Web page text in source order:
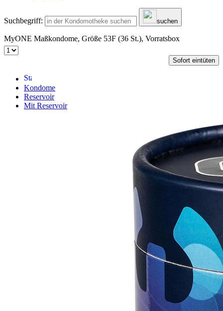
Suchbegriff: suchen
MyONE Maßkondome, Größe 53F (36 St.), Vorratsbox
Sofort eintüten
Kondome
Reservoir
Mit Reservoir